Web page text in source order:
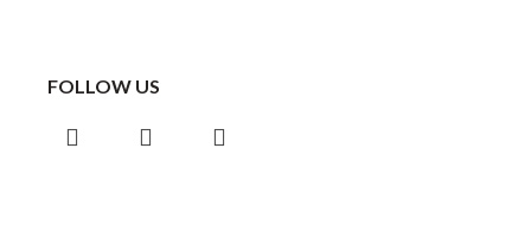
FOLLOW US